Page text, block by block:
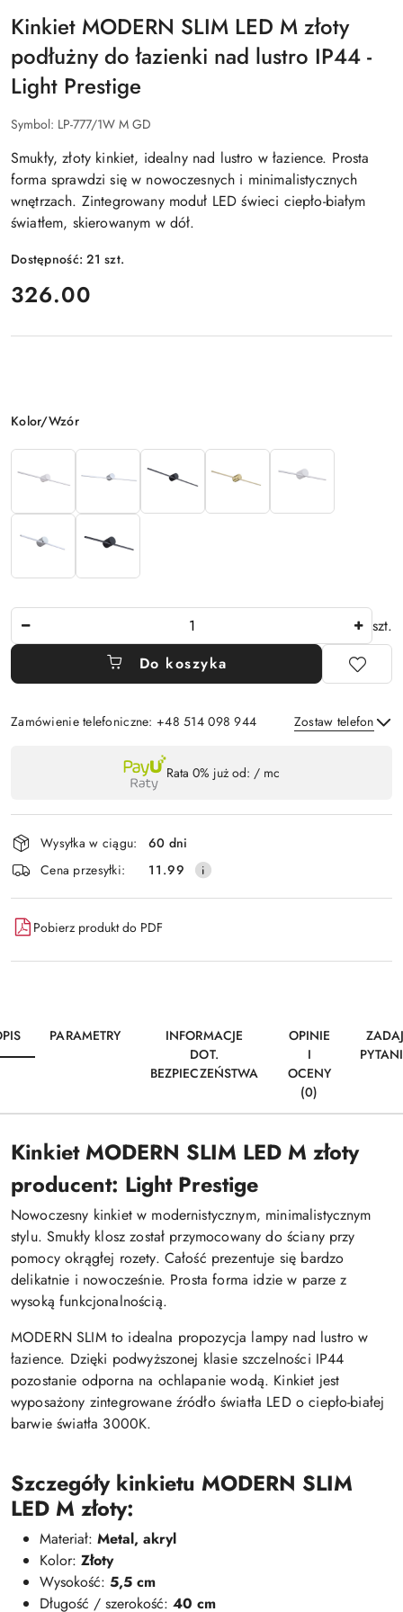
PRESTIGE
Kinkiet MODERN SLIM LED M złoty
podłużny do łazienki nad lustro IP44 -
Light Prestige
Symbol: LP-777/1W M GD
Smukły, złoty kinkiet, idealny nad lustro w łazience. Prosta
forma sprawdzi się w nowoczesnych i minimalistycznych
wnętrzach. Zintegrowany moduł LED świeci ciepło-białym
światłem, skierowanym w dół.
Dostępność:21szt.
cena:
326.00
Wariant
Kolor/Wzór
szt.
Do koszyka
Zamówienie telefoniczne: +48 514 098 944 Zostaw telefon
płatność
i
dostawa
Rata 0% już od: / mc
Wysyłka w ciągu:
60 dni
Cena przesyłki:
11.99
Pobierz produkt do PDF
PARAMETRY
INFORMACJE
DOT.
BEZPIECZEŃSTWA
OPINIE
I
OCENY
(0)
Kinkiet MODERN SLIM LED M złoty
producent: Light Prestige
Nowoczesny kinkiet w modernistycznym, minimalistycznym
stylu. Smukły klosz został przymocowany do ściany przy
pomocy okrągłej rozety. Całość prezentuje się bardzo
delikatnie i nowocześnie. Prosta forma idzie w parze z
wysoką funkcjonalnością.
MODERN SLIM to idealna propozycja lampy nad lustro w
łazience. Dzięki podwyższonej klasie szczelności IP44
pozostanie odporna na ochlapanie wodą. Kinkiet jest
wyposażony zintegrowane źródło światła LED o ciepło-białej
barwie światła 3000K.
Szczegóły kinkietu MODERN SLIM
LED M złoty:
Materiał: Metal, akryl
Kolor: Złoty
Wysokość: 5,5 cm
Długość / szerokość: 40 cm